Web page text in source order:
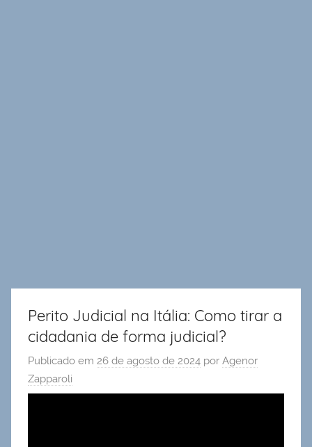
Perito Judicial na Itália: Como tirar a
cidadania de forma judicial?
Publicado em 26 de agosto de 2024 por Agenor
Zapparoli